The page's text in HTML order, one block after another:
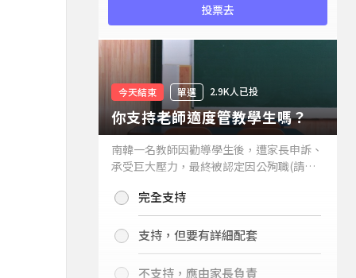
投票去
今天結束 單選 2.9K人已投
你支持老師適度管教學生嗎？
南韓一名教師因勸導學生後，遭家長申訴、
承受巨大壓力，最終被認定因公殉職(請見
你支持老師適度管教學生嗎？
完全支持
支持，但要有詳細配套
不支持，應由家長負責